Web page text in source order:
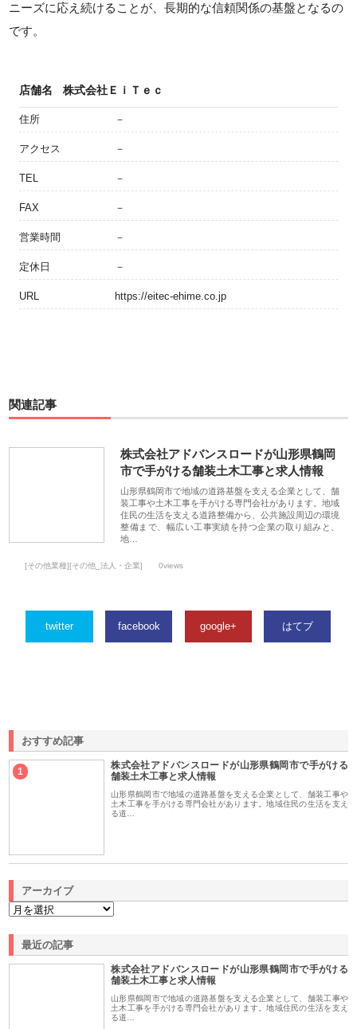
ニーズに応え続けることが、長期的な信頼関係の基盤となるの
です。
店舗名 株式会社ＥｉＴｅｃ
住所 －
アクセス －
TEL －
FAX －
営業時間 －
定休日 －
URL https://eitec-ehime.co.jp
関連記事
株式会社アドバンスロードが山形県鶴岡
市で手がける舗装土木工事と求人情報
山形県鶴岡市で地域の道路基盤を支える企業として、舗
装工事や土木工事を手がける専門会社があります。地域
住民の生活を支える道路整備から、公共施設周辺の環境
整備まで、幅広い工事実績を持つ企業の取り組みと、
地…
[その他業種][その他_法人・企業] 0views
twitter facebook google+ はてブ
おすすめ記事
1
株式会社アドバンスロードが山形県鶴岡市で手がける
舗装土木工事と求人情報
山形県鶴岡市で地域の道路基盤を支える企業として、舗装工事や
土木工事を手がける専門会社があります。地域住民の生活を支え
る道…
アーカイブ
最近の記事
株式会社アドバンスロードが山形県鶴岡市で手がける
舗装土木工事と求人情報
山形県鶴岡市で地域の道路基盤を支える企業として、舗装工事や
土木工事を手がける専門会社があります。地域住民の生活を支え
る道…